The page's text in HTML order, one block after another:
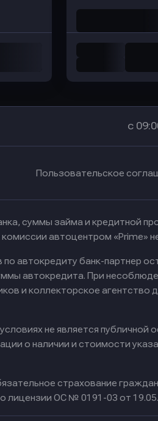
с
Пользовательское
суммы займа и кредитной
автоцентром «Prime»
автокредиту банк-партнер
автокредита. При
и коллекторское агентство
не является публичной
о наличии и стоимости
страхование
лицензии ОС № 0191-03 от